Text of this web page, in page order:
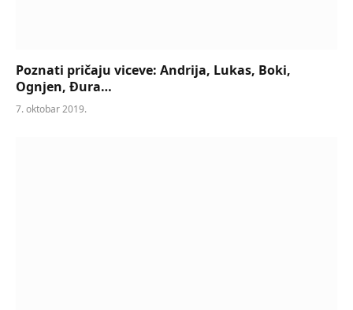
Poznati pričaju viceve: Andrija, Lukas, Boki,
Ognjen, Đura…
7. oktobar 2019.